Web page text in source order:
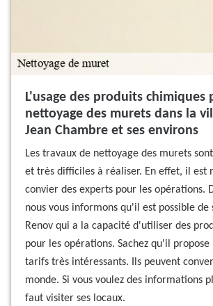
L'usage des produits chimiques
nettoyage des murets dans la
Jean Chambre et ses environs
Les travaux de nettoyage des murets
et très difficiles à réaliser. En effet, il est
convier des experts pour les opérations.
nous vous informons qu'il est possible
Renov qui a la capacité d'utiliser des
pour les opérations. Sachez qu'il propose
tarifs très intéressants. Ils peuvent
monde. Si vous voulez des informations
faut visiter ses locaux.